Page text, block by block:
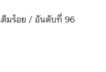
ต็มร้อย / อันดับที่ 96